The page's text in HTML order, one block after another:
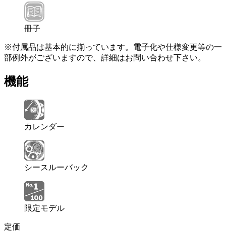
冊子
※付属品は基本的に揃っています。電子化や仕様変更等の一
部例外がございますので、詳細はお問い合わせ下さい。
機能
カレンダー
シースルーバック
限定モデル
定価